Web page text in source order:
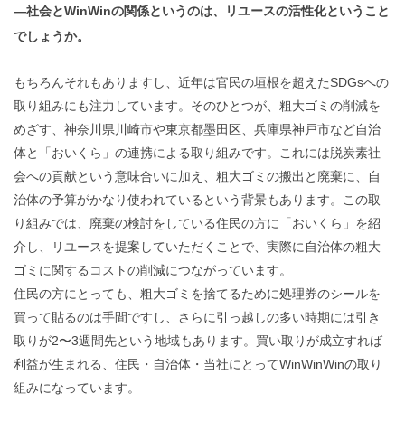
―社会とWinWinの関係というのは、リユースの活性化ということ
でしょうか。
もちろんそれもありますし、近年は官民の垣根を超えたSDGsへの
取り組みにも注力しています。そのひとつが、粗大ゴミの削減を
めざす、神奈川県川崎市や東京都墨田区、兵庫県神戸市など自治
体と「おいくら」の連携による取り組みです。これには脱炭素社
会への貢献という意味合いに加え、粗大ゴミの搬出と廃棄に、自
治体の予算がかなり使われているという背景もあります。この取
り組みでは、廃棄の検討をしている住民の方に「おいくら」を紹
介し、リユースを提案していただくことで、実際に自治体の粗大
ゴミに関するコストの削減につながっています。
住民の方にとっても、粗大ゴミを捨てるために処理券のシールを
買って貼るのは手間ですし、さらに引っ越しの多い時期には引き
取りが2〜3週間先という地域もあります。買い取りが成立すれば
利益が生まれる、住民・自治体・当社にとってWinWinWinの取り
組みになっています。